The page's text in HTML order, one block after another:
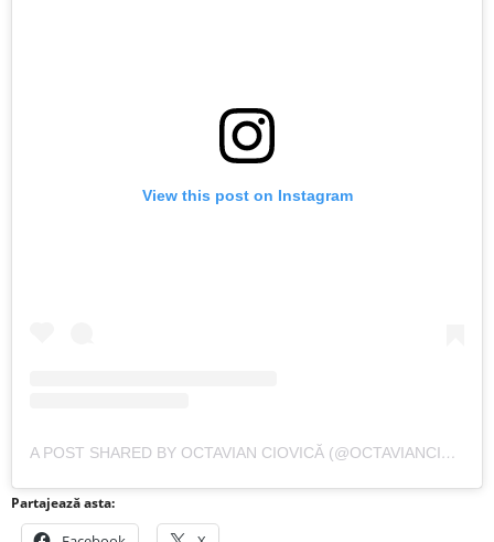
View this post on Instagram
A POST SHARED BY OCTAVIAN CIOVICĂ (@OCTAVIANCIOVICA)
Partajează asta: